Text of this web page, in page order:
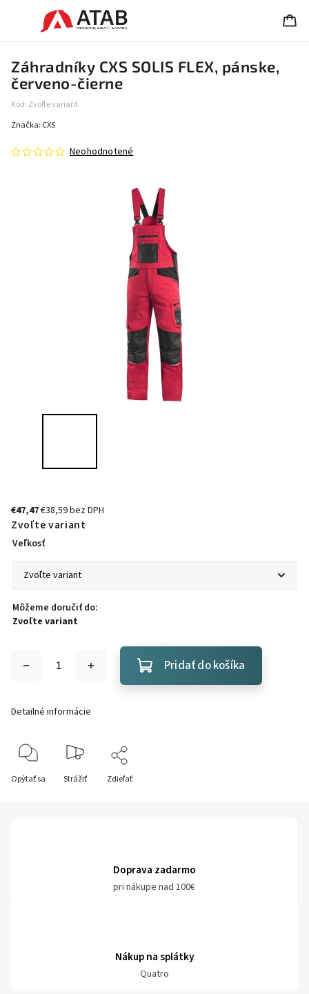
Záhradníky CXS SOLIS FLEX, pánske,
červeno-čierne
Kód: Zvoľte variant
Neohodnotené
Značka: CXS
€47,47€38,59 bez DPH
Zvoľte variant
Veľkosť
Môžeme doručiť do:
Zvoľte variant
Pridať do košíka
Detailné informácie
Opýtať sa Strážiť Zdieľať
Doprava zadarmo
pri nákupe nad 100€
Nákup na splátky
Quatro